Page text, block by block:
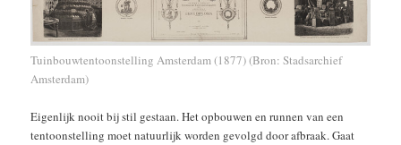
Tuinbouwtentoonstelling Amsterdam (1877) (Bron: Stadsarchief
Amsterdam)
Eigenlijk nooit bij stil gestaan. Het opbouwen en runnen van een
tentoonstelling moet natuurlijk worden gevolgd door afbraak. Gaat